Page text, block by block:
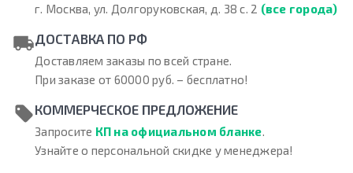
г. Москва, ул. Долгоруковская, д. 38 с. 2 (все города)
ДОСТАВКА ПО РФ
Доставляем заказы по всей стране.
При заказе от 60000 руб. – бесплатно!
КОММЕРЧЕСКОЕ ПРЕДЛОЖЕНИЕ
Запросите КП на официальном бланке.
Узнайте о персональной скидке у менеджера!